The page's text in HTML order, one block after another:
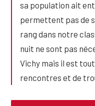
sa population ait
permettent pas de
rang dans notre
nuit ne sont pas
Vichy mais il est
rencontres et de